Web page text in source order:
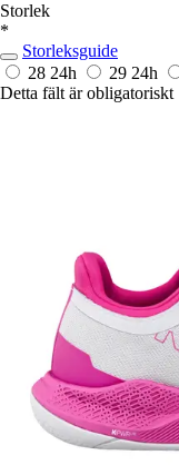
Storlek
*
Storleksguide
28 24h 29 24h
Detta fält är obligatoriskt